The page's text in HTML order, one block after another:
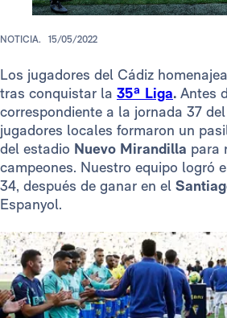
NOTICIA. 15/05/2022
Los jugadores del Cádiz
tras conquistar la 35ª Liga. Antes
correspondiente a la jornada 37
jugadores locales formaron un
del estadio Nuevo Mirandilla para
campeones. Nuestro equipo logró
34, después de ganar en el
Espanyol.